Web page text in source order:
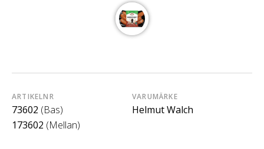
ARTIKELNR
73602 (Bas)
173602 (Mellan)
VARUMÄRKE
Helmut Walch